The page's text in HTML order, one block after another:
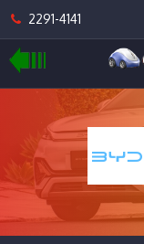
2291-4141